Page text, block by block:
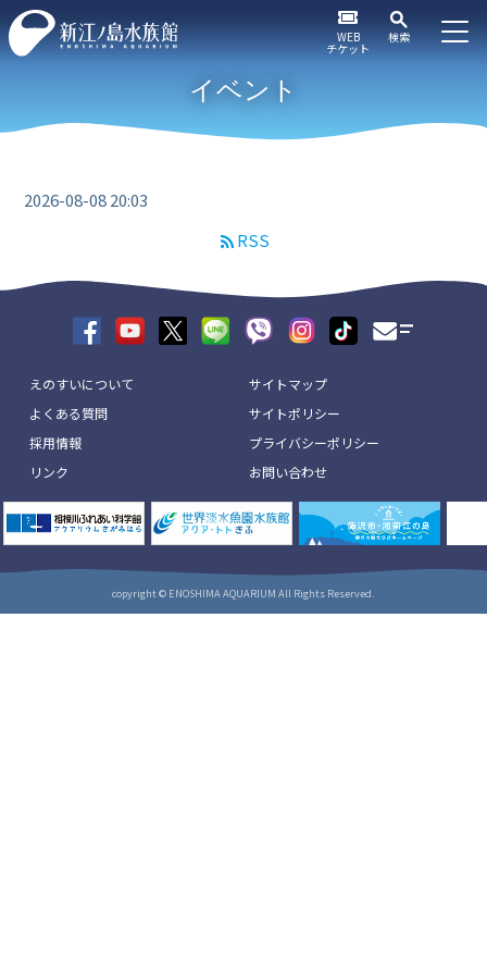
WEB
チケット
検索
イベント
2026-08-08 20:03
RSS
えのすいについて
よくある質問
採用情報
リンク
サイトマップ
サイトポリシー
プライバシーポリシー
お問い合わせ
copyright © ENOSHIMA AQUARIUM All Rights Reserved.